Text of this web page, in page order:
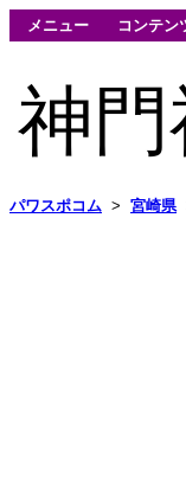
メニュー コンテン
神
パワスポコム > 宮崎県